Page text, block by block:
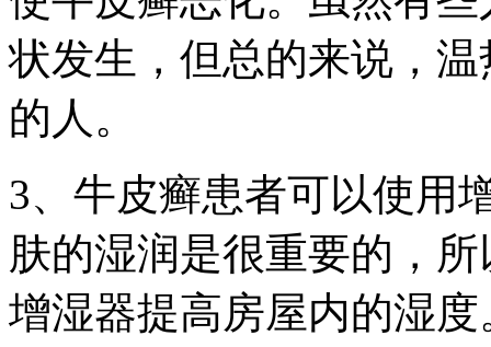
状发生，但总的来说，
的人。
3、牛皮癣患者可以使
肤的湿润是很重要的，
增湿器提高房屋内的湿度